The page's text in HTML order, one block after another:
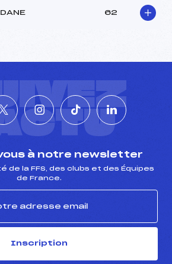
62
à notre newsletter
de la FFS, des clubs et des Équipes
de France.
Inscription